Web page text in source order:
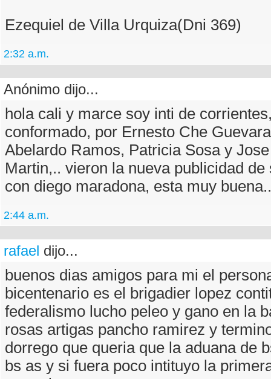
Ezequiel de Villa Urquiza(Dni 369)
2:32 a.m.
Anónimo dijo...
hola cali y marce soy inti de
conformado, por Ernesto Che
Abelardo Ramos, Patricia Sosa y
Martin,.. vieron la nueva publicidad
con diego maradona, esta muy
2:44 a.m.
rafael dijo...
buenos dias amigos para mi el
bicentenario es el brigadier lopez
federalismo lucho peleo y gano en la
rosas artigas pancho ramirez y
dorrego que queria que la aduana de
bs as y si fuera poco intituyo la